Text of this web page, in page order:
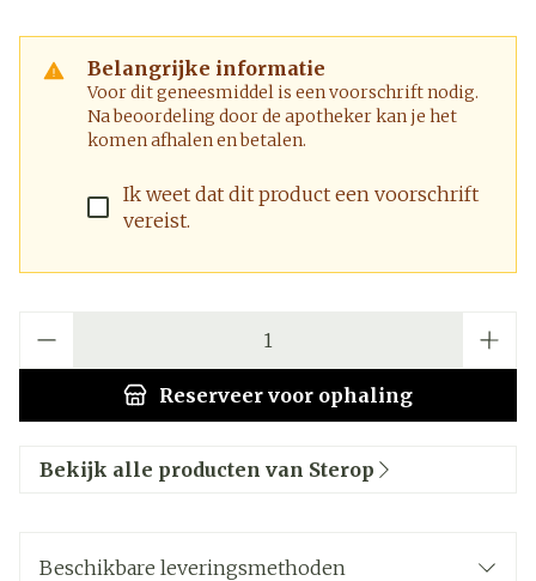
Belangrijke informatie
Voor dit geneesmiddel is een voorschrift nodig.
Na beoordeling door de apotheker kan je het
komen afhalen en betalen.
Ik weet dat dit product een voorschrift
vereist.
Reserveer voor ophaling
Bekijk alle producten van Sterop
Beschikbare leveringsmethoden